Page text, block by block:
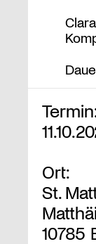
Ort:
St.
10785